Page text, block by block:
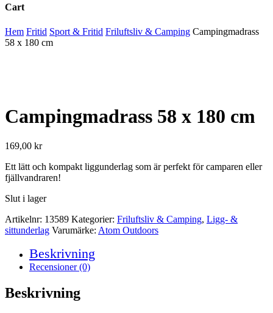
Cart
Close
Cart
Hem Fritid Sport & Fritid Friluftsliv & Camping Campingmadrass
58 x 180 cm
Campingmadrass 58 x 180 cm
169,00 kr
Ett lätt och kompakt liggunderlag som är perfekt för camparen eller
fjällvandraren!
Slut i lager
Artikelnr: 13589 Kategorier: Friluftsliv & Camping, Ligg- &
sittunderlag Varumärke: Atom Outdoors
Beskrivning
Recensioner (0)
Beskrivning